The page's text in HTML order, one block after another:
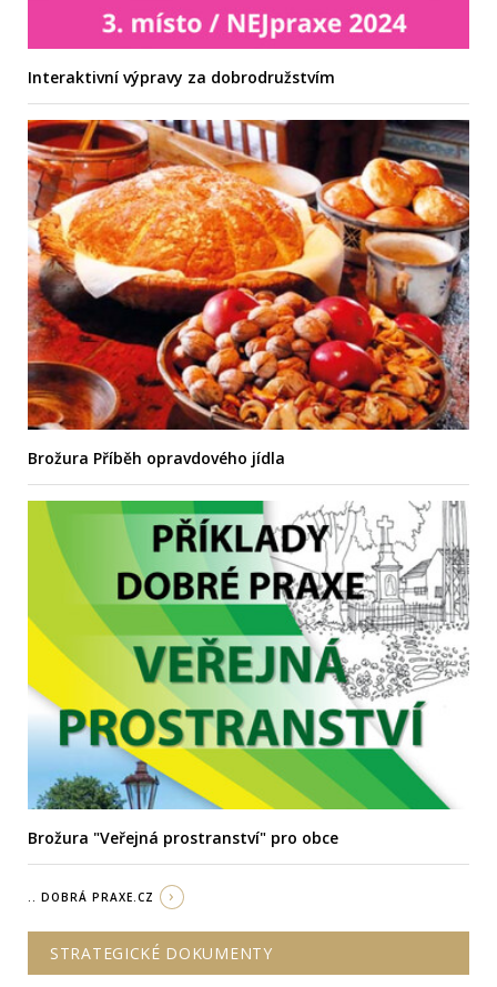
Interaktivní výpravy za dobrodružstvím
Brožura Příběh opravdového jídla
Brožura "Veřejná prostranství" pro obce
.. DOBRÁ PRAXE.CZ
STRATEGICKÉ DOKUMENTY